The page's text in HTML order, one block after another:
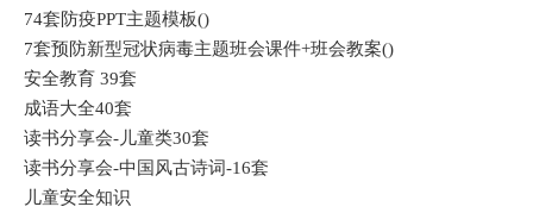
74套防疫PPT主题模板()
7套预防新型冠状病毒主题班会课件+班会教案()
安全教育 39套
成语大全40套
读书分享会-儿童类30套
读书分享会-中国风古诗词-16套
儿童安全知识